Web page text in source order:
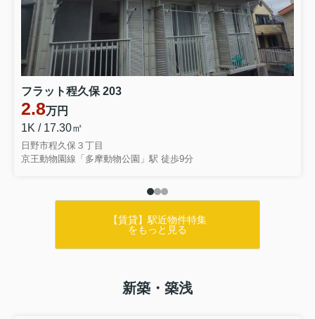
フラット程久保 203
2.8万円
1K / 17.30㎡
日野市程久保３丁目
京王動物園線「多摩動物公園」駅 徒歩9分
【賃貸】駅近物件特集
をもっと見る
新築・築浅